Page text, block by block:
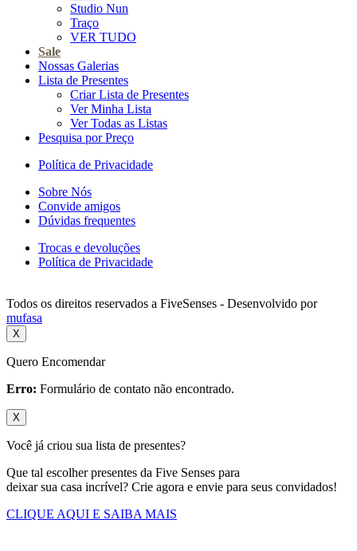
Studio Nun
Traço
VER TUDO
Sale
Nossas Galerias
Lista de Presentes
Criar Lista de Presentes
Ver Minha Lista
Ver Todas as Listas
Pesquisa por Preço
Política de Privacidade
Sobre Nós
Convide amigos
Dúvidas frequentes
Trocas e devoluções
Política de Privacidade
Todos os direitos reservados a FiveSenses - Desenvolvido por
mufasa
X
Quero Encomendar
Erro: Formulário de contato não encontrado.
X
Você já criou sua lista de presentes?
Que tal escolher presentes da Five Senses para
deixar sua casa incrível? Crie agora e envie para seus convidados!
CLIQUE AQUI E SAIBA MAIS